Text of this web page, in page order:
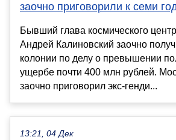
заочно приговорили к семи
Бывший глава космического
Андрей Калиновский заочно
колонии по делу о превышении
ущербе почти 400 млн рублей.
заочно приговорил экс-генди...
13:21, 04 Дек